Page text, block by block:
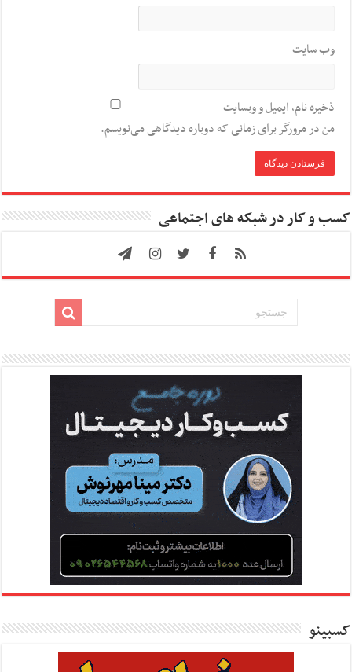
وب‌ سایت
ذخیره نام، ایمیل و وبسایت
من در مرورگر برای زمانی که دوباره دیدگاهی می‌نویسم.
کسب و کار در شبکه های اجتماعی
کسبینو